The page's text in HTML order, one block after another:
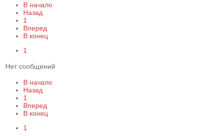
В начало
Назад
1
Вперед
В конец
1
Нет сообщений
В начало
Назад
1
Вперед
В конец
1